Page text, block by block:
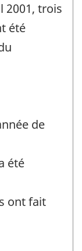
2001, trois
été
de
été
ont fait